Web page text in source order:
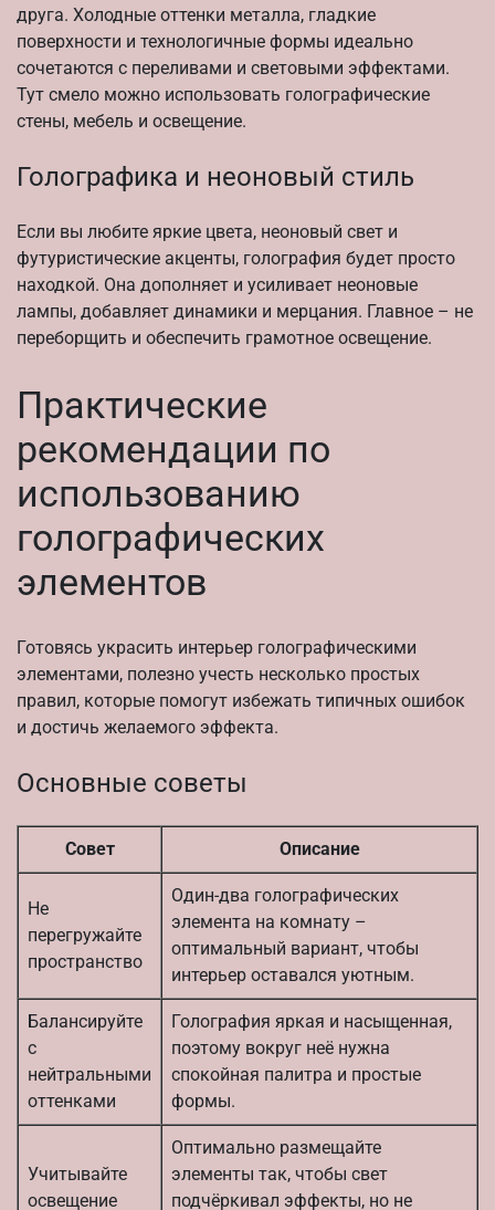
друга. Холодные оттенки металла, гладкие
поверхности и технологичные формы идеально
сочетаются с переливами и световыми эффектами.
Тут смело можно использовать голографические
стены, мебель и освещение.
Голографика и неоновый стиль
Если вы любите яркие цвета, неоновый свет и
футуристические акценты, голография будет просто
находкой. Она дополняет и усиливает неоновые
лампы, добавляет динамики и мерцания. Главное – не
переборщить и обеспечить грамотное освещение.
Практические
рекомендации по
использованию
голографических
элементов
Готовясь украсить интерьер голографическими
элементами, полезно учесть несколько простых
правил, которые помогут избежать типичных ошибок
и достичь желаемого эффекта.
Основные советы
Совет Описание
Не
перегружайте
пространство
Один-два голографических
элемента на комнату –
оптимальный вариант, чтобы
интерьер оставался уютным.
Балансируйте
с
нейтральными
оттенками
Голография яркая и насыщенная,
поэтому вокруг неё нужна
спокойная палитра и простые
формы.
Учитывайте
освещение
Оптимально размещайте
элементы так, чтобы свет
подчёркивал эффекты, но не